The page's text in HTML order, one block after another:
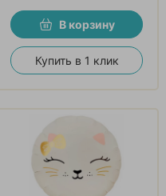
В корзину
Купить в 1 клик